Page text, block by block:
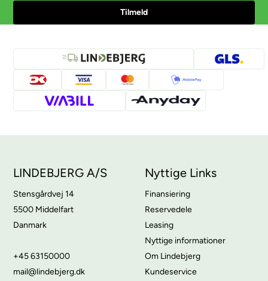
LINDEBJERG A/S
Stensgårdvej 14
5500 Middelfart
Danmark
+45 63150000
mail@lindebjerg.dk
Nyttige Links
Finansiering
Reservedele
Leasing
Nyttige informationer
Om Lindebjerg
Kundeservice